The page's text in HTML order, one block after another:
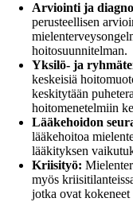
Arviointi ja
perusteellisen
hoitosuunnitelman.
Yksilö- ja
keskeisiä
keskitytään
hoitomenetelmiin
Lääkehoidon
lääkehoitoa
lääkityksen
Kriisityö:
myös
jotka ovat